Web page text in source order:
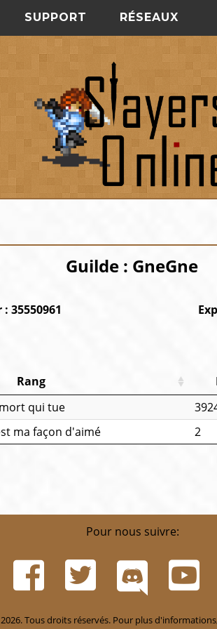
SUPPORT RÉSEAUX
Guilde : GneGne
: 35550961
Rang
qui tue
ma façon d'aimé 2
Pour nous suivre:
Tous droits réservés. Pour plus